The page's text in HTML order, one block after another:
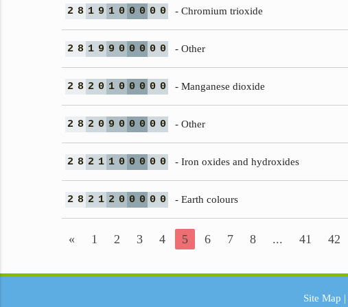
2 8 1 9 1 0 0 0 0 0 - Chromium trioxide
2 8 1 9 9 0 0 0 0 0 - Other
2 8 2 0 1 0 0 0 0 0 - Manganese dioxide
2 8 2 0 9 0 0 0 0 0 - Other
2 8 2 1 1 0 0 0 0 0 - Iron oxides and hydroxides
2 8 2 1 2 0 0 0 0 0 - Earth colours
« 1 2 3 4 5 6 7 8 ... 41 42
Site Map |